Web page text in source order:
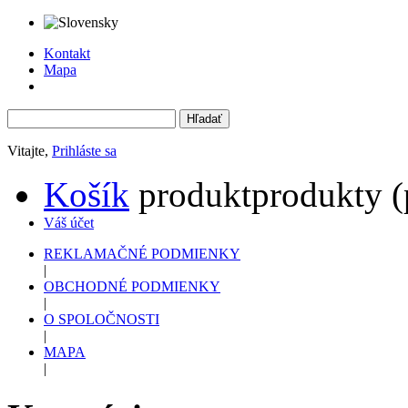
Kontakt
Mapa
Vitajte, Prihláste sa
Košík produktprodukty
Váš účet
REKLAMAČNÉ PODMIENKY
|
OBCHODNÉ PODMIENKY
|
O SPOLOČNOSTI
|
MAPA
|